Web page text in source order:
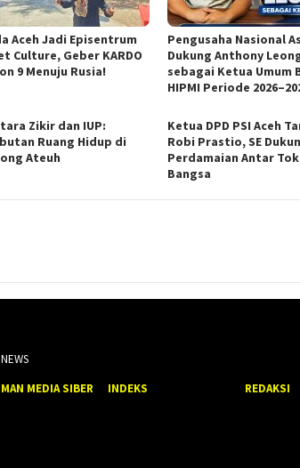
Aceh Jadi Episentrum
Culture, Geber KARDO
9 Menuju Rusia!
Pengusaha Nasional
Dukung Anthony
sebagai Ketua Umum
HIPMI Periode
Zikir dan IUP:
Ruang Hidup di
Ateuh
Ketua DPD PSI Aceh
Robi Prastio, SE
Perdamaian Antar
Bangsa
MEDIA SIBER INDEKS REDAKSI